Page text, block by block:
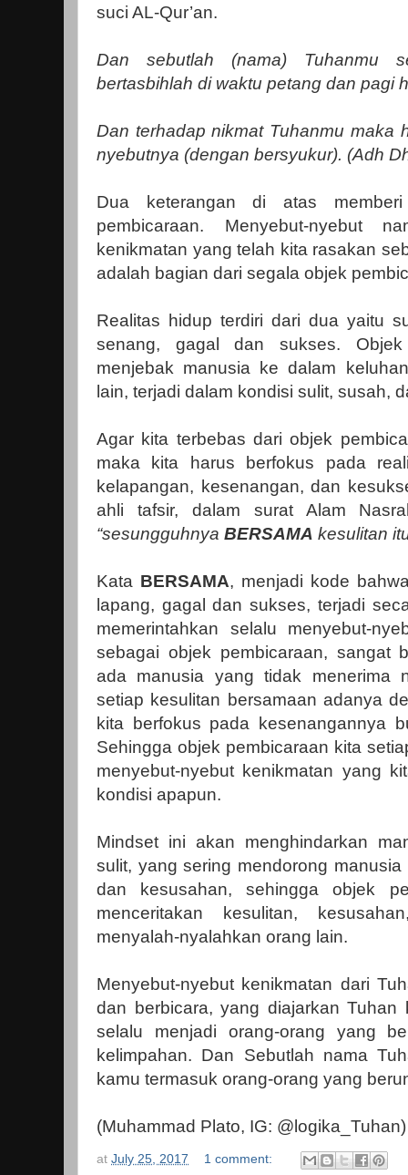
suci AL-Qur’an.
Dan sebutlah (nama) Tuhanmu
bertasbihlah di waktu petang dan pagi
Dan terhadap nikmat Tuhanmu maka
nyebutnya (dengan bersyukur). (Adh
Dua keterangan di atas
pembicaraan. Menyebut-nyebut
kenikmatan yang telah kita rasakan
adalah bagian dari segala objek
Realitas hidup terdiri dari dua yaitu
senang, gagal dan sukses.
menjebak manusia ke dalam
lain, terjadi dalam kondisi sulit, susah,
Agar kita terbebas dari objek
maka kita harus berfokus pada
kelapangan, kesenangan, dan
ahli tafsir, dalam surat Alam
“sesungguhnya BERSAMA kesulitan
Kata BERSAMA, menjadi kode
lapang, gagal dan sukses, terjadi
memerintahkan selalu menyebut-
sebagai objek pembicaraan, sangat
ada manusia yang tidak menerima
setiap kesulitan bersamaan adanya
kita berfokus pada kesenangannya
Sehingga objek pembicaraan kita
menyebut-nyebut kenikmatan yang
kondisi apapun.
Mindset ini akan menghindarkan
sulit, yang sering mendorong
dan kesusahan, sehingga objek
menceritakan kesulitan,
menyalah-nyalahkan orang lain.
Menyebut-nyebut kenikmatan dari
dan berbicara, yang diajarkan
selalu menjadi orang-orang yang
kelimpahan. Dan Sebutlah nama
kamu termasuk orang-orang yang
(Muhammad Plato, IG: @logika_Tuhan)
at July 25, 2017 1 comment: